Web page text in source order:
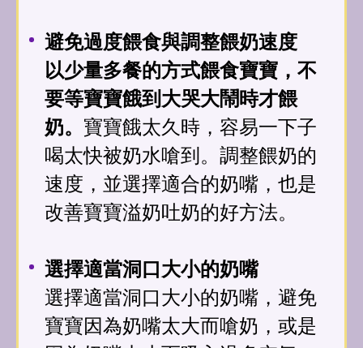
避免過度餵食與調整餵奶速度
以少量多餐的方式餵食寶寶，不
要等寶寶餓到大哭大鬧時才餵
奶。 寶寶餓太久時，容易一下子
喝太快被奶水嗆到。調整餵奶的
速度，並選擇適合的奶嘴，也是
改善寶寶溢奶吐奶的好方法。
選擇適當洞口大小的奶嘴
選擇適當洞口大小的奶嘴，避免
寶寶因為奶嘴太大而嗆奶，或是